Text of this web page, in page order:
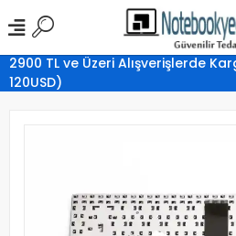
2900 TL ve Üzeri Alışverişlerde
120USD)